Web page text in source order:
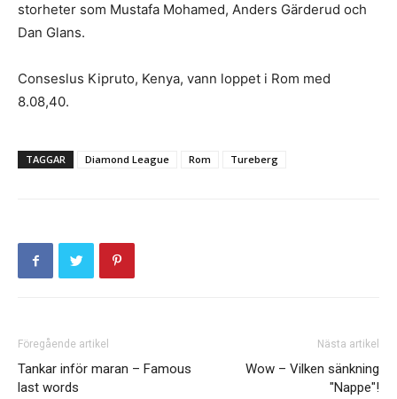
storheter som Mustafa Mohamed, Anders Gärderud och
Dan Glans.
Conseslus Kipruto, Kenya, vann loppet i Rom med
8.08,40.
TAGGAR Diamond League Rom Tureberg
Föregående artikel
Tankar inför maran – Famous
last words
Nästa artikel
Wow – Vilken sänkning
"Nappe"!